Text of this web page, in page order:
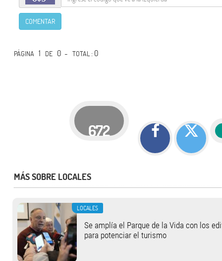
COMENTAR
PÁGINA 1 DE 0 -TOTAL: 0
672
MÁS SOBRE LOCALES
LOCALES
Se amplía el Parque de la Vida con los
para potenciar el turismo